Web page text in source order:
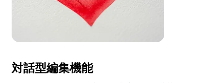
対話型編集機能